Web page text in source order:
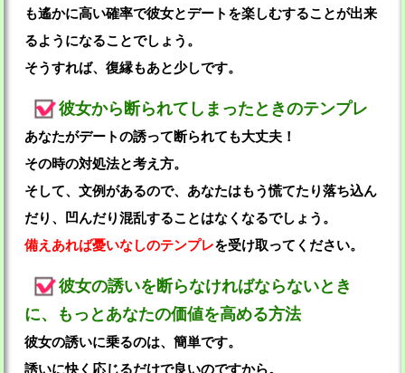
も遙かに高い確率で彼女とデートを楽しむすることが出来
るようになることでしょう。
そうすれば、復縁もあと少しです。
彼女から断られてしまったときのテンプレ
あなたがデートの誘って断られても大丈夫！
その時の対処法と考え方。
そして、文例があるので、あなたはもう慌てたり落ち込ん
だり、凹んだり混乱することはなくなるでしょう。
備えあれば憂いなしのテンプレを受け取ってください。
彼女の誘いを断らなければならないとき
に、もっとあなたの価値を高める方法
彼女の誘いに乗るのは、簡単です。
誘いに快く応じるだけで良いのですから。